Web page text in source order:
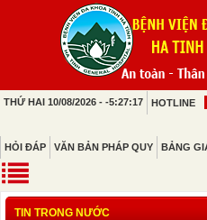
THỨ HAI 10/08/2026 - -5:27:17 HOTLINE
HỎI ĐÁP VĂN BẢN PHÁP QUY BẢNG
TIN TRONG NƯỚC